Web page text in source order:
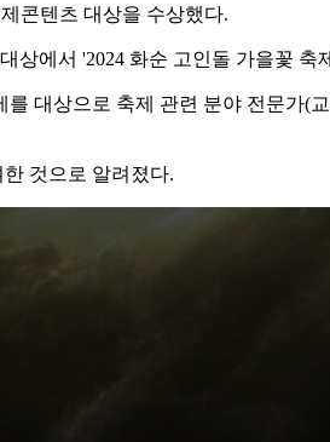
콘텐츠 대상을 수상했다.
에서 '2024 화순 고인돌 가을꽃
대상으로 축제 관련 분야 전문가(
것으로 알려졌다.